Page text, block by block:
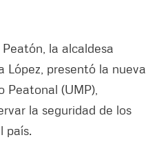
la alcaldesa
López, presentó la nueva
(UMP),
la seguridad de los
país.